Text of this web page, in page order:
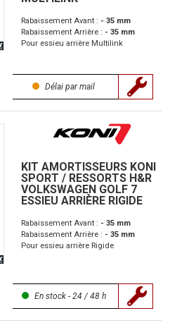
Rabaissement Avant : - 35 mm
Rabaissement Arrière : - 35 mm
Pour essieu arrière Multilink
Délai par mail
KIT AMORTISSEURS KONI
SPORT / RESSORTS H&R
VOLKSWAGEN GOLF 7
ESSIEU ARRIÈRE RIGIDE
Rabaissement Avant : - 35 mm
Rabaissement Arrière : - 35 mm
Pour essieu arrière Rigide
En stock - 24 / 48 h